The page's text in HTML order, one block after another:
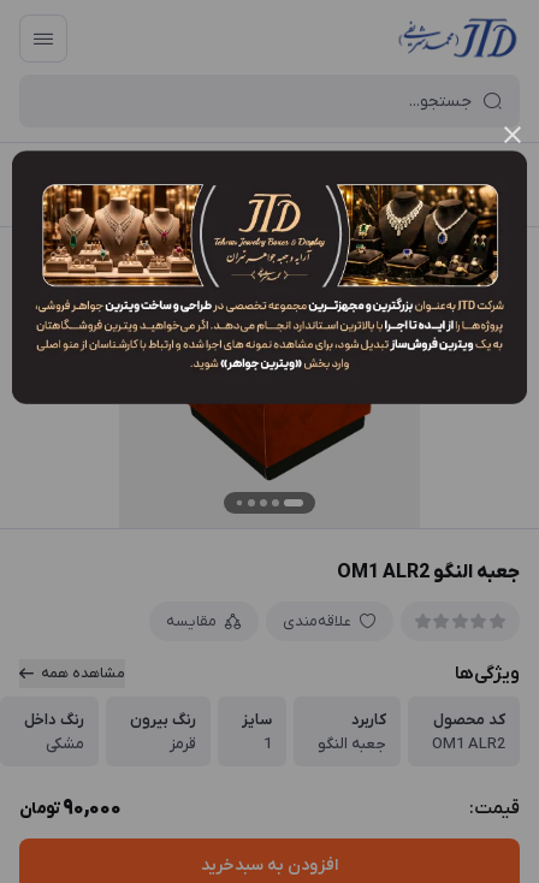
آرایه و جعبه جواهر تهران / فهرست محصولات / جعبه النگو OM1 ALR2
جعبه النگو OM1 ALR2
علاقه‌مندی مقایسه
ویژگی‌ها مشاهده همه
کد محصول
OM1 ALR2
کاربرد
جعبه النگو
سایز
1
رنگ بیرون
قرمز
رنگ داخل
مشکی
قیمت: 90,000تومان
افزودن به سبدخرید